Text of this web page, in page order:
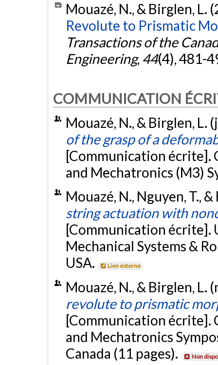
Mouazé, N., & Birglen, L.
Revolute to Prismatic
Transactions of the
Engineering, 44(4), 481-
COMMUNICATION
Mouazé, N., & Birglen, L.
of the grasp of a
[Communication écrite].
and Mechatronics (M3)
Mouazé, N., Nguyen, T.,
string actuation with
[Communication écrite].
Mechanical Systems &
USA.
Lien externe
Mouazé, N., & Birglen, L.
revolute to prismatic
[Communication écrite].
and Mechatronics
Canada (11 pages).
Non